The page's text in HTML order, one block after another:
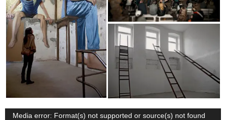
Video-
Media error: Format(s) not supported or source(s) not found